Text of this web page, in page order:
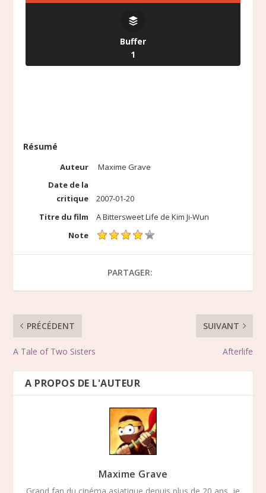
Buffer
1
Résumé
Auteur
Maxime Grave
Date de la
critique
2007-01-20
Titre du film
A Bittersweet Life de Kim Ji-Wun
Note
PARTAGER:
PRÉCÉDENT
A Tale of Two Sisters
SUIVANT
Afterlife
A PROPOS DE L'AUTEUR
Maxime Grave